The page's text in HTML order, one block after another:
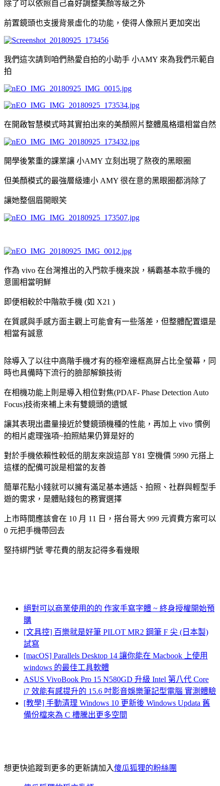
除了可以依照自己喜好調整美顏等級之外
前置鏡頭也支援背景虛化的功能，使得人像照片更加突出
我們這次請到咱們熱愛自拍的小助手 小AMY 來為我們示範自
拍
在開啟智慧模式時其實拍出來的美顏照片整體風格還相當自然
開學後繁重的課業讓 小AMY 立刻出現了熬夜的黑眼圈
但美顏模式的最強層級連小 AMY 很在意的黑眼圈都消除了
讓她整個眉開眼笑
作為 vivo 在台灣推出的入門款手機來說，稱霸基本款手機的
意圖相當明鮮
即便相較於中階款手機 (如 X21 )
在質感與手感方面主觀上可能會有一些落差，但整體配置還是
相當有誠意
除導入了以往中高階手機才有的極窄邊框高屏占比全螢幕，同
時也具備時下流行的臉部解鎖技術
在相機功能上則是導入相位對焦(PDAF- Phase Detection Auto
Focus)技術來補上未有雙鏡頭的遺憾
讓其表現出盡量接近於雙鏡頭機種的性能，再加上 vivo 慣例
的相片處理強項~拍照結果仍算是好的
對於手機依賴性較低的朋友來說這部 Y81 空機價 5990 元搭上
這樣的配備可說是相當的友善
簡單花點小錢就可以擁有滿足基本通話、拍照、社群與輕型手
遊的需求，是體貼錢包的務實選擇
上市時間應該會在 10 月 11 日，搭台哥大 999 元資費方案可以
0 元把手機帶回去
堅持綁門號 零花費的朋友記得多看幾眼
絕對可以商業使用的的 作家手寫字體 ~ 終身授權開始預
購
[文具控] 百樂就是好筆 PILOT MR2 鋼筆 F 尖 (日本製)
試寫
[macOS] Parallels Desktop 14 讓你能在 Macbook 上使用
windows 的最佳工具軟體
ASUS VivoBook Pro 15 N580GD 升級 Intel 第八代 Core
i7 效能有感提升的 15.6 吋影音娛樂筆記型電腦 實測體驗
[教學] 手動清理 Windows 10 更新後 Windows Updata 舊
備份檔來為 C 槽騰出更多空間
想更快追蹤到更多的更新請加入傻瓜狐狸的粉絲團